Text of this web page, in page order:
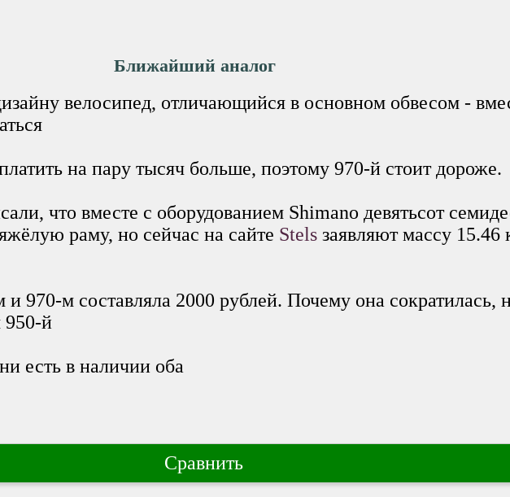
Ближайший аналог
велосипед, отличающийся в основном обвесом -
на пару тысяч больше, поэтому 970-й стоит дороже.
что вместе с оборудованием Shimano девятьсот
раму, но сейчас на сайте Stels заявляют массу 15.46
970-м составляла 2000 рублей. Почему она сократилась,
950-й
есть в наличии оба
Сравнить